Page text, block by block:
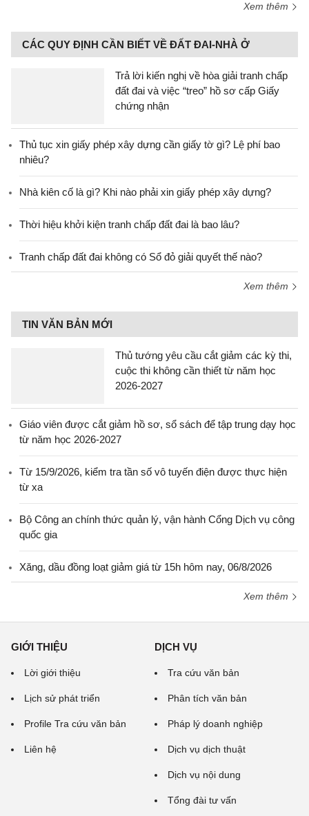
Xem thêm
CÁC QUY ĐỊNH CẦN BIẾT VỀ ĐẤT ĐAI-NHÀ Ở
Trả lời kiến nghị về hòa giải tranh chấp
đất đai và việc “treo” hồ sơ cấp Giấy
chứng nhận
Thủ tục xin giấy phép xây dựng cần giấy tờ gì? Lệ phí bao
nhiêu?
Nhà kiên cố là gì? Khi nào phải xin giấy phép xây dựng?
Thời hiệu khởi kiện tranh chấp đất đai là bao lâu?
Tranh chấp đất đai không có Sổ đỏ giải quyết thế nào?
Xem thêm
TIN VĂN BẢN MỚI
Thủ tướng yêu cầu cắt giảm các kỳ thi,
cuộc thi không cần thiết từ năm học
2026-2027
Giáo viên được cắt giảm hồ sơ, sổ sách để tập trung dạy học
từ năm học 2026-2027
Từ 15/9/2026, kiểm tra tần số vô tuyến điện được thực hiện
từ xa
Bộ Công an chính thức quản lý, vận hành Cổng Dịch vụ công
quốc gia
Xăng, dầu đồng loạt giảm giá từ 15h hôm nay, 06/8/2026
Xem thêm
GIỚI THIỆU
Lời giới thiệu
Lịch sử phát triển
Profile Tra cứu văn bản
Liên hệ
DỊCH VỤ
Tra cứu văn bản
Phân tích văn bản
Pháp lý doanh nghiệp
Dịch vụ dịch thuật
Dịch vụ nội dung
Tổng đài tư vấn